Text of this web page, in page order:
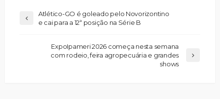
Atlético-GO é goleado pelo Novorizontino
e cai para a 12ª posição na Série B
ExpoIpameri 2026 começa nesta semana
com rodeio, feira agropecuária e grandes
shows